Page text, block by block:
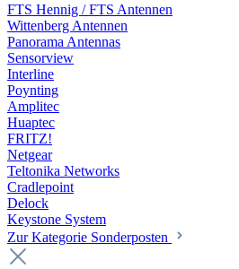
FTS Hennig / FTS Antennen
Wittenberg Antennen
Panorama Antennas
Sensorview
Interline
Poynting
Amplitec
Huaptec
FRITZ!
Netgear
Teltonika Networks
Cradlepoint
Delock
Keystone System
Zur Kategorie Sonderposten